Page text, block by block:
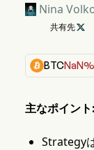
Nina
共有先
BTCNaN%
主なポイント:
Strategy